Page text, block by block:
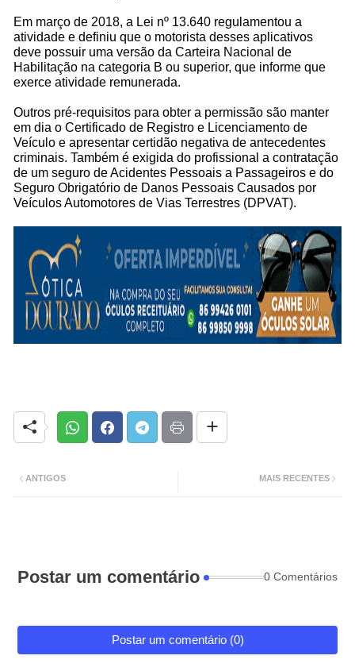
Em março de 2018, a Lei nº 13.640 regulamentou a
atividade e definiu que o motorista desses aplicativos
deve possuir uma versão da Carteira Nacional de
Habilitação na categoria B ou superior, que informe que
exerce atividade remunerada.
Outros pré-requisitos para obter a permissão são manter
em dia o Certificado de Registro e Licenciamento de
Veículo e apresentar certidão negativa de antecedentes
criminais. Também é exigida do profissional a contratação
de um seguro de Acidentes Pessoais a Passageiros e do
Seguro Obrigatório de Danos Pessoais Causados por
Veículos Automotores de Vias Terrestres (DPVAT).
MAIS RECENTES
ANTIGOS
Postar um comentário 0 Comentários
Postar um comentário (0)